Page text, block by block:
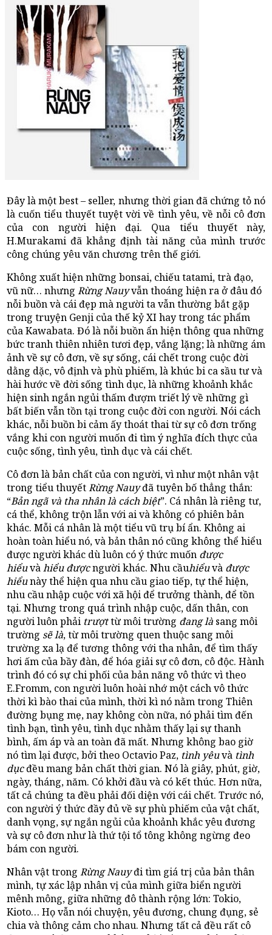
Đây là một best – seller, nhưng thời gian đã chứng tỏ nó
là cuốn tiểu thuyết tuyệt vời về tình yêu, về nỗi cô đơn
của con người hiện đại. Qua tiểu thuyết này,
H.Murakami đã khẳng định tài năng của mình trước
công chúng yêu văn chương trên thế giới.
Không xuất hiện những bonsai, chiếu tatami, trà đạo,
vũ nữ… nhưng Rừng Nauyvẫn thoáng hiện ra ở đâu đó
nỗi buồn và cái đẹp mà người ta vẫn thường bắt gặp
trong truyện Genji của thế kỷ XI hay trong tác phẩm
của Kawabata. Đó là nỗi buồn ẩn hiện thông qua những
bức tranh thiên nhiên tươi đẹp, vắng lặng; là những ám
ảnh về sự cô đơn, về sự sống, cái chết trong cuộc đời
dằng dặc, vô định và phù phiếm, là khúc bi ca sầu tư và
hài hước về đời sống tình dục, là những khoảnh khắc
hiện sinh ngắn ngủi thấm đượm triết lý về những gì
bất biến vẫn tồn tại trong cuộc đời con người. Nói cách
khác, nỗi buồn bi cảm ấy thoát thai từ sự cô đơn trống
vắng khi con người muốn đi tìm ý nghĩa đích thực của
cuộc sống, tình yêu, tình dục và cái chết.
Cô đơn là bản chất của con người, vì như một nhân vật
trong tiểu thuyếtRừng Nauyđã tuyên bố thẳng thắn:
“Bản ngã và tha nhân là cách biệt”. Cá nhân là riêng tư,
cá thể, không trộn lẫn với ai và không có phiên bản
khác. Mỗi cá nhân là một tiểu vũ trụ bí ẩn. Không ai
hoàn toàn hiểu nó, và bản thân nó cũng không thể hiểu
được người khác dù luôn có ý thức muốn được
hiểuvàhiểu đượcngười khác. Nhu cầuhiểuvà được
hiểunày thể hiện qua nhu cầu giao tiếp, tự thể hiện,
nhu cầu nhập cuộc với xã hội để trưởng thành, để tồn
tại. Nhưng trong quá trình nhập cuộc, dấn thân, con
người luôn phải trượttừ môi trường đang là sang môi
trường sẽ là, từ môi trường quen thuộc sang môi
trường xa lạ để tương thông với tha nhân, để tìm thấy
hơi ấm của bầy đàn, để hóa giải sự cô đơn, cô độc. Hành
trình đó có sự chi phối của bản năng vô thức vì theo
E.Fromm, con người luôn hoài nhớ một cách vô thức
thời kì bào thai của mình, thời kì nó nằm trong Thiên
đường bụng mẹ, nay không còn nữa, nó phải tìm đến
tình bạn, tình yêu, tình dục nhằm thấy lại sự thanh
bình, ấm áp và an toàn đã mất. Nhưng không bao giờ
nó tìm lại được, bởi theo Octavio Paz, tình yêuvà tình
dụcđều mang bản chất thời gian. Nó là giây, phút, giờ,
ngày, tháng, năm. Có khởi đầu và có kết thúc. Hơn nữa,
tất cả chúng ta đều phải đối diện với cái chết. Trước nó,
con người ý thức đầy đủ về sự phù phiếm của vật chất,
danh vọng, sự ngắn ngủi của khoảnh khắc yêu đương
và sự cô đơn như là thứ tội tổ tông không ngừng đeo
bám con người.
Nhân vật trong Rừng Nauyđi tìm giá trị của bản thân
mình, tự xác lập nhân vị của mình giữa biển người
mênh mông, giữa những đô thành rộng lớn: Tokio,
Kioto… Họ vẫn nói chuyện, yêu đương, chung đụng, sẻ
chia và thông cảm cho nhau. Nhưng tất cả đều rất cô